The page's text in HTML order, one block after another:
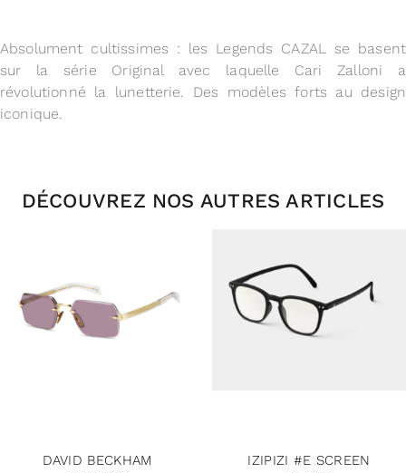
Absolument cultissimes : les Legends CAZAL se basent
sur la série Original avec laquelle Cari Zalloni a
révolutionné la lunetterie. Des modèles forts au design
iconique.
DÉCOUVREZ NOS AUTRES ARTICLES
DAVID BECKHAM
IZIPIZI #E SCREEN